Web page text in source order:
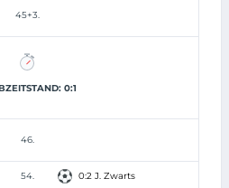
45+3.
0:1
46.
54. 0:2 J. Zwarts